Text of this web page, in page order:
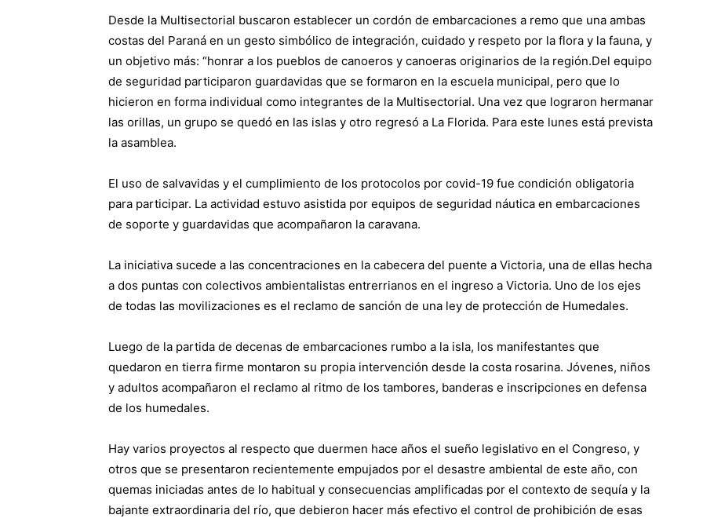
Desde la Multisectorial buscaron establecer un cordón de embarcaciones a remo que una ambas
costas del Paraná en un gesto simbólico de integración, cuidado y respeto por la flora y la fauna, y
un objetivo más: “honrar a los pueblos de canoeros y canoeras originarios de la región.Del equipo
de seguridad participaron guardavidas que se formaron en la escuela municipal, pero que lo
hicieron en forma individual como integrantes de la Multisectorial. Una vez que lograron hermanar
las orillas, un grupo se quedó en las islas y otro regresó a La Florida. Para este lunes está prevista
la asamblea.
El uso de salvavidas y el cumplimiento de los protocolos por covid-19 fue condición obligatoria
para participar. La actividad estuvo asistida por equipos de seguridad náutica en embarcaciones
de soporte y guardavidas que acompañaron la caravana.
La iniciativa sucede a las concentraciones en la cabecera del puente a Victoria, una de ellas hecha
a dos puntas con colectivos ambientalistas entrerrianos en el ingreso a Victoria. Uno de los ejes
de todas las movilizaciones es el reclamo de sanción de una ley de protección de Humedales.
Luego de la partida de decenas de embarcaciones rumbo a la isla, los manifestantes que
quedaron en tierra firme montaron su propia intervención desde la costa rosarina. Jóvenes, niños
y adultos acompañaron el reclamo al ritmo de los tambores, banderas e inscripciones en defensa
de los humedales.
Hay varios proyectos al respecto que duermen hace años el sueño legislativo en el Congreso, y
otros que se presentaron recientemente empujados por el desastre ambiental de este año, con
quemas iniciadas antes de lo habitual y consecuencias amplificadas por el contexto de sequía y la
bajante extraordinaria del río, que debieron hacer más efectivo el control de prohibición de esas